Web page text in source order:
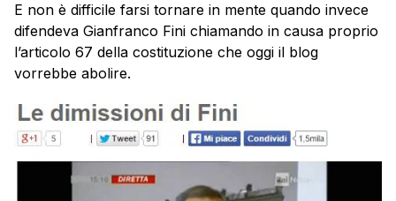
E non è difficile farsi tornare in mente quando invece
difendeva Gianfranco Fini chiamando in causa proprio
l’articolo 67 della costituzione che oggi il blog
vorrebbe abolire.